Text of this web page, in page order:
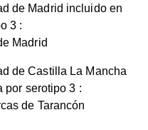
de Madrid incluido en
3 :
Madrid
de Castilla La Mancha
por serotipo 3 :
de Tarancón